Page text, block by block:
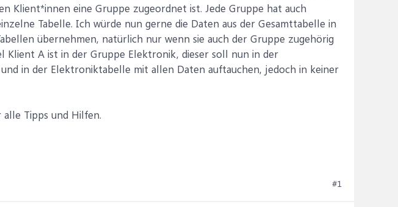
Klient*innen eine Gruppe zugeordnet ist. Jede Gruppe hat auch
Tabelle. Ich würde nun gerne die Daten aus der Gesamttabelle in
übernehmen, natürlich nur wenn sie auch der Gruppe zugehörig
Klient A ist in der Gruppe Elektronik, dieser soll nun in der
in der Elektroniktabelle mit allen Daten auftauchen, jedoch in keiner
alle Tipps und Hilfen.
#1